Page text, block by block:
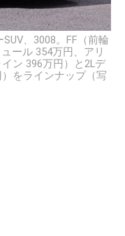
、3008。FF（前輪
ール 354万円、アリ
ン 396万円）と2Lデ
をラインナップ（写